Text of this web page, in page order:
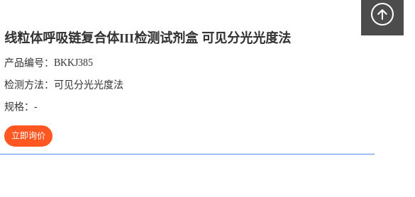
线粒体呼吸链复合体III检测试剂盒 可见分光光度法
产品编号： BKKJ385
检测方法： 可见分光光度法
规格： -
立即询价